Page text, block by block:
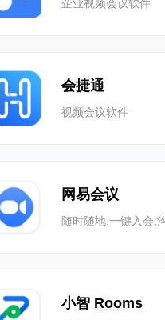
企业视频会议软件
会捷通
视频会议软件
网易会议
随时随地,一键入会,
小智 Rooms